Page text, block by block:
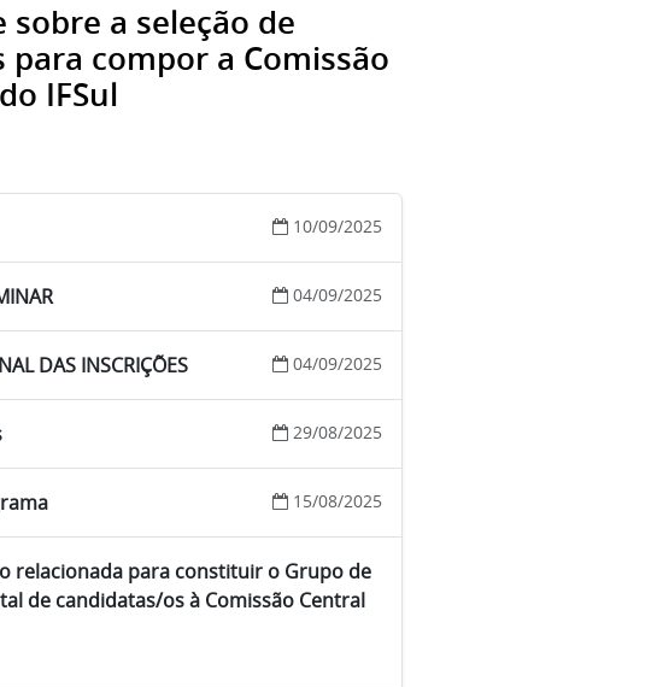
sobre a seleção de
compor a Comissão
IFSul
10/09/2025
04/09/2025
DAS INSCRIÇÕES 04/09/2025
29/08/2025
15/08/2025
relacionada para constituir o Grupo de
de candidatas/os à Comissão Central